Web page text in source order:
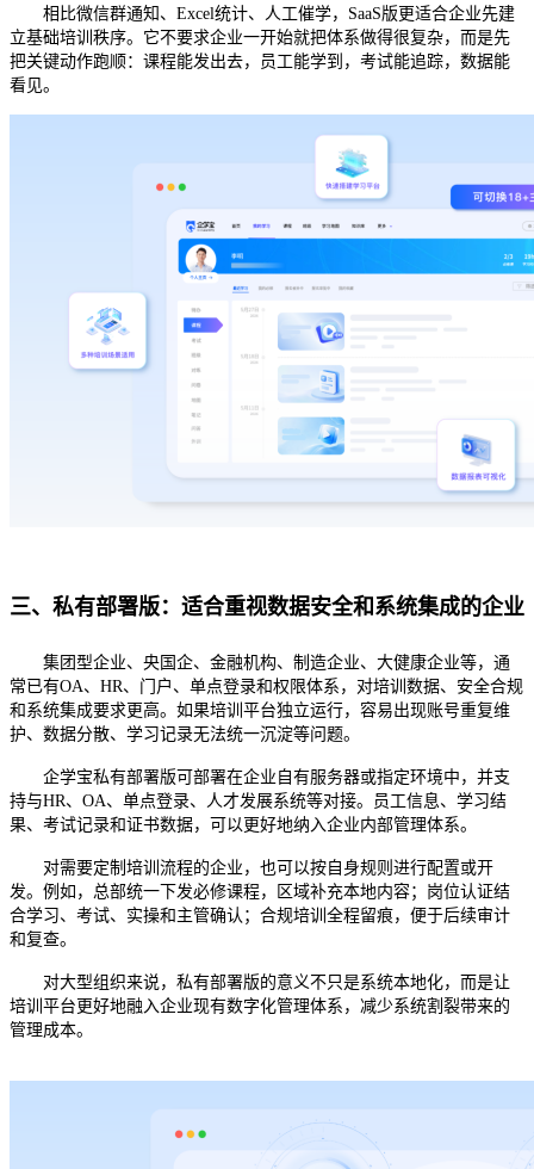
相比微信群通知、 Excel统计、人工催学，SaaS版更适合企业先建
立基础培训秩序。它不要求企业一开始就把体系做得很复杂，而是先
把关键动作跑顺：课程能发出去，员工能学到，考试能追踪，数据能
看见。
三、私有部署版：适合重视数据安全和系统集成的企业
集团型企业、央国企、金融机构、制造企业、大健康企业等，通
常已有OA、HR、门户、单点登录和权限体系，对培训数据、安全合规
和系统集成要求更高。如果培训平台独立运行，容易出现账号重复维
护、数据分散、学习记录无法统一沉淀等问题。
企学宝私有部署版可部署在企业自有服务器或指定环境中，并支
持与HR、OA、单点登录、人才发展系统等对接。员工信息、学习结
果、考试记录和证书数据，可以更好地纳入企业内部管理体系。
对需要定制培训流程的企业，也可以按自身规则进行配置或开
发。例如，总部统一下发必修课程，区域补充本地内容；岗位认证结
合学习、考试、实操和主管确认；合规培训全程留痕，便于后续审计
和复查。
对大型组织来说，私有部署版的意义不只是系统本地化，而是让
培训平台更好地融入企业现有数字化管理体系，减少系统割裂带来的
管理成本。